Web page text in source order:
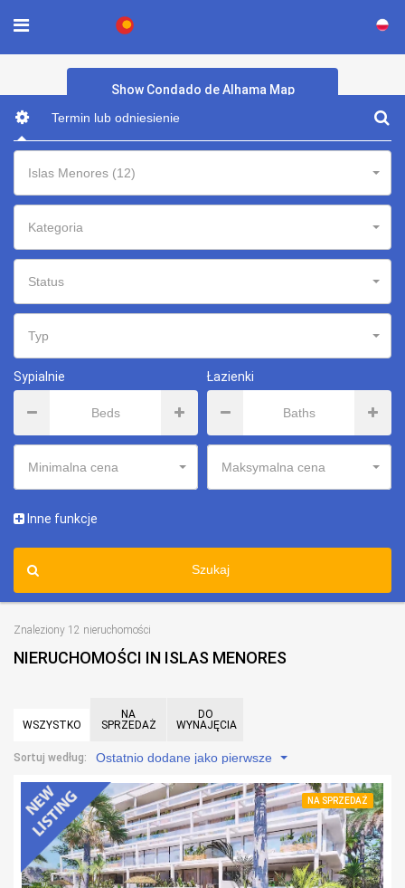
Show Condado de Alhama Map
Islas Menores (12)
Kategoria
Status
Typ
Sypialnie Łazienki
Minimalna cena Maksymalna cena
Inne funkcje
Szukaj
Znaleziony 12 nieruchomości
NIERUCHOMOŚCI IN ISLAS MENORES
WSZYSTKO
NA
SPRZEDAŻ
DO
WYNAJĘCIA
Sortuj według: Ostatnio dodane jako pierwsze
NA SPRZEDAŻ